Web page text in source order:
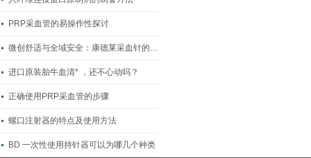
PRP采血管的易操作性探讨
微创舒适与全域安全：康德莱采血针的核心产品优势
进口原装胎牛血清* ，还不心动吗？
正确使用PRP采血管的步骤
螺口注射器的特点及使用方法
BD 一次性使用持针器可以为哪几个种类